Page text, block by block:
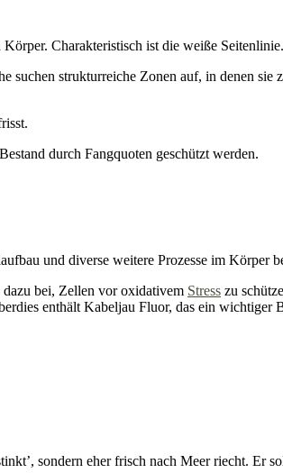
Charakteristisch ist die weiße Seitenlinie.
suchen strukturreiche Zonen auf, in denen sie
durch Fangquoten geschützt werden.
und diverse weitere Prozesse im Körper
dazu bei, Zellen vor oxidativem Stress zu
enthält Kabeljau Fluor, das ein wichtiger
sondern eher frisch nach Meer riecht. Er